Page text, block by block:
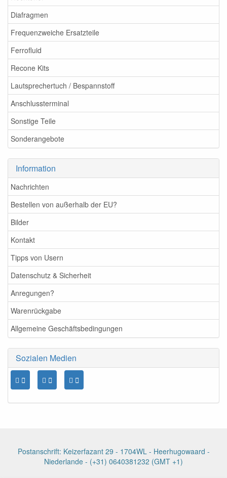
Diafragmen
Frequenzweiche Ersatzteile
Ferrofluid
Recone Kits
Lautsprechertuch / Bespannstoff
Anschlussterminal
Sonstige Teile
Sonderangebote
Information
Nachrichten
Bestellen von außerhalb der EU?
Bilder
Kontakt
Tipps von Usern
Datenschutz & Sicherheit
Anregungen?
Warenrückgabe
Allgemeine Geschäftsbedingungen
Sozialen Medien
Postanschrift: Keizerfazant 29 - 1704WL - Heerhugowaard -
Niederlande - (+31) 0640381232 (GMT +1)